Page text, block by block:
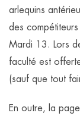
arlequins
des
Mardi 13. Lors
faculté est
(sauf que tout
En outre, la